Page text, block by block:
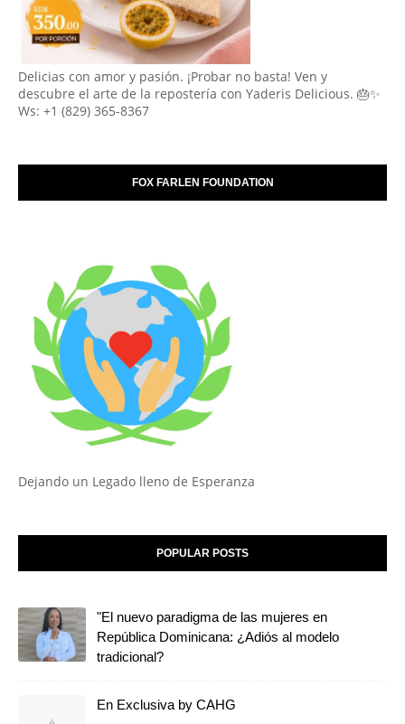
Delicias con amor y pasión. ¡Probar no basta! Ven y
descubre el arte de la repostería con Yaderis Delicious. 🎂✨
Ws: +1 (829) 365-8367
FOX FARLEN FOUNDATION
Dejando un Legado lleno de Esperanza
POPULAR POSTS
"El nuevo paradigma de las mujeres en
República Dominicana: ¿Adiós al modelo
tradicional?
En Exclusiva by CAHG